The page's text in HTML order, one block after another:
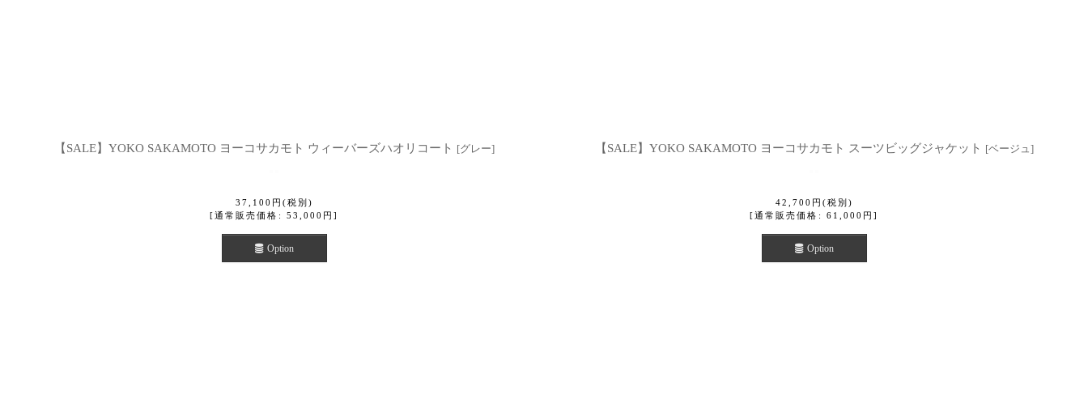
【SALE】YOKO SAKAMOTO ヨーコサカモト ウィーバーズハオリコート [グレー]
37,100 円 (税別)
[通常販売価格 : 53,000 円 ]
Option
【SALE】YOKO SAKAMOTO ヨーコサカモト スーツビッグジャケット [ベージュ]
42,700 円 (税別)
[通常販売価格 : 61,000 円 ]
Option